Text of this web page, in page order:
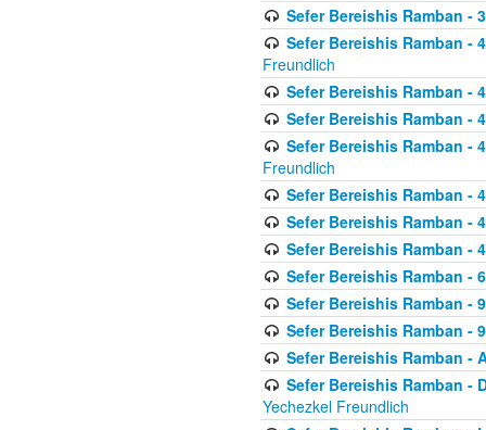
Sefer Bereishis Ramban -
Sefer Bereishis Ramban -
Freundlich
Sefer Bereishis Ramban -
Sefer Bereishis Ramban -
Sefer Bereishis Ramban -
Freundlich
Sefer Bereishis Ramban -
Sefer Bereishis Ramban -
Sefer Bereishis Ramban -
Sefer Bereishis Ramban -
Sefer Bereishis Ramban -
Sefer Bereishis Ramban -
Sefer Bereishis Ramban -
Sefer Bereishis Ramban -
Yechezkel Freundlich